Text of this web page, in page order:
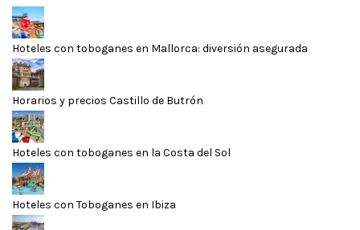
Hoteles con toboganes en Mallorca: diversión asegurada
Horarios y precios Castillo de Butrón
Hoteles con toboganes en la Costa del Sol
Hoteles con Toboganes en Ibiza